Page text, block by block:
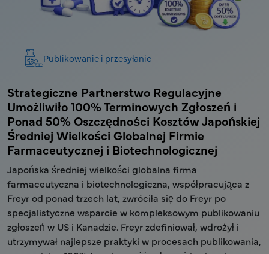
Publikowanie i przesyłanie
Strategiczne Partnerstwo Regulacyjne
Umożliwiło 100% Terminowych Zgłoszeń i
Ponad 50% Oszczędności Kosztów Japońskiej
Średniej Wielkości Globalnej Firmie
Farmaceutycznej i Biotechnologicznej
Japońska średniej wielkości globalna firma
farmaceutyczna i biotechnologiczna, współpracująca z
Freyr od ponad trzech lat, zwróciła się do Freyr po
specjalistyczne wsparcie w kompleksowym publikowaniu
zgłoszeń w US i Kanadzie. Freyr zdefiniował, wdrożył i
utrzymywał najlepsze praktyki w procesach publikowania,